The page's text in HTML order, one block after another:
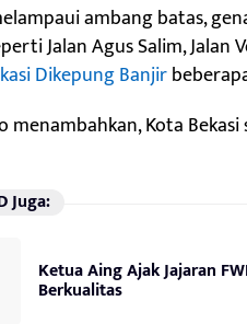
ambang batas,
Jalan Agus Salim,
Dikepung Banjir
menambahkan, Kota
Juga:
Ketua Aing Ajak Jajaran
Berkualitas